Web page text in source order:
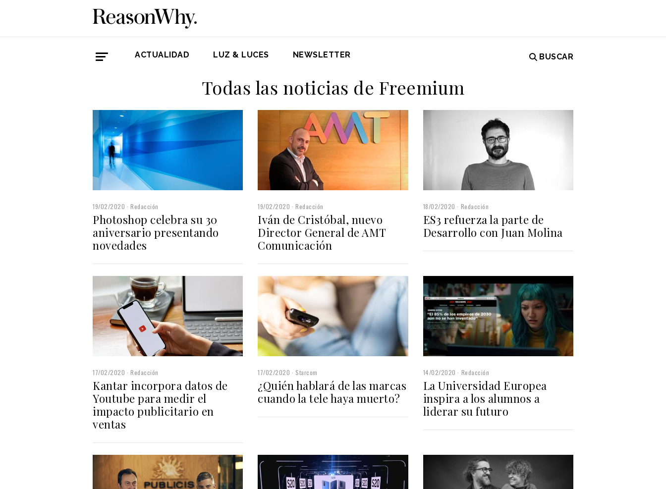
ACTUALIDAD LUZ & LUCES NEWSLETTER BUSCAR
Todas las noticias de Freemium
19/02/2020 Redacción
Photoshop celebra su 30
aniversario presentando
novedades
19/02/2020 Redacción
Iván de Cristóbal, nuevo
Director General de AMT
Comunicación
18/02/2020 Redacción
ES3 refuerza la parte de
Desarrollo con Juan Molina
17/02/2020 Redacción
Kantar incorpora datos de
Youtube para medir el
impacto publicitario en
ventas
17/02/2020 Starcom
¿Quién hablará de las marcas
cuando la tele haya muerto?
14/02/2020 Redacción
La Universidad Europea
inspira a los alumnos a
liderar su futuro